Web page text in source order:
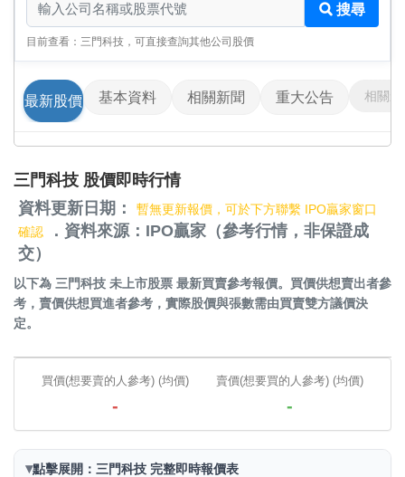
搜尋
目前查看：三門科技，可直接查詢其他公司股價
最新股價 基本資料 相關新聞 重大公告 相關影
三門科技 股價即時行情
資料更新日期：
暫無更新報價，可於下方聯繫 IPO贏家窗口
確認
．資料來源：IPO贏家（參考行情，非保證成
交）
以下為 三門科技 未上市股票 最新買賣參考報價。買價供想賣出者參
考，賣價供想買進者參考，實際股價與張數需由買賣雙方議價決
定。
買價(想要賣的人參考) (均價)
-
賣價(想要買的人參考) (均價)
-
▾點擊展開：三門科技 完整即時報價表